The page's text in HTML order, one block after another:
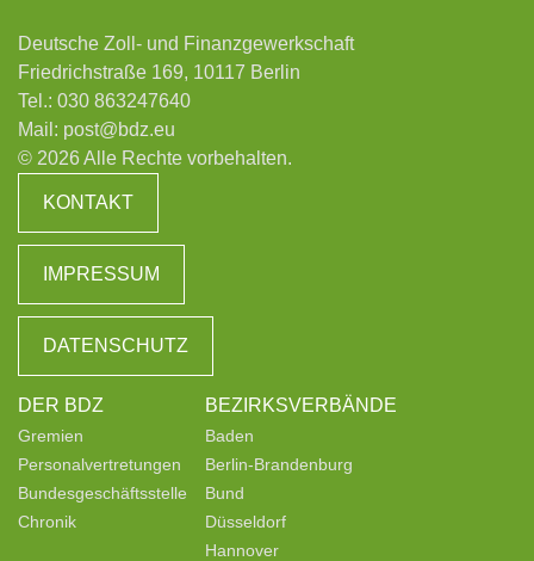
Deutsche Zoll- und Finanzgewerkschaft
Friedrichstraße 169, 10117 Berlin
Tel.: 030 863247640
Mail: post@bdz.eu
© 2026 Alle Rechte vorbehalten.
KONTAKT
IMPRESSUM
DATENSCHUTZ
DER BDZ
Gremien
Personalvertretungen
Bundesgeschäftsstelle
Chronik
BEZIRKSVERBÄNDE
Baden
Berlin-Brandenburg
Bund
Düsseldorf
Hannover